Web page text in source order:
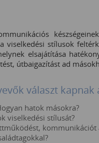
viselkedési stílusok
elsajátítása
útbaigazítást ad
választ kapnak
hatok másokra?
viselkedési stílusát?